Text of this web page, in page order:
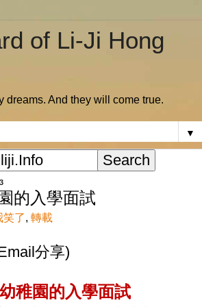
of Li-Ji Hong
dreams. And they will come true.
▼
的入學面試
笑了, 轉載
分享)
稚園的入學面試